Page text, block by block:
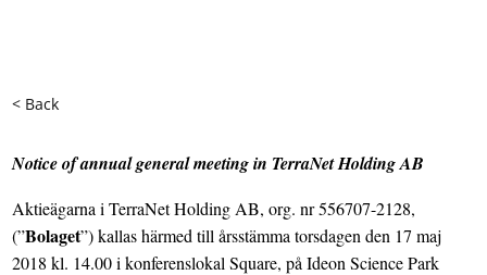
< Back
Notice of annual general meeting in TerraNet Holding AB
Aktieägarna i TerraNet Holding AB, org. nr 556707-2128,
(”Bolaget”) kallas härmed till årsstämma torsdagen den 17 maj
2018 kl. 14.00 i konferenslokal Square, på Ideon Science Park